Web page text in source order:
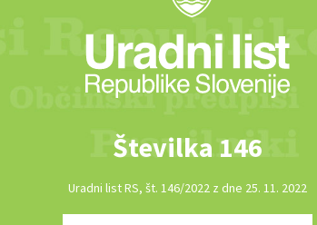
Številka 146
Uradni list RS, št. 146/2022 z dne 25. 11. 2022